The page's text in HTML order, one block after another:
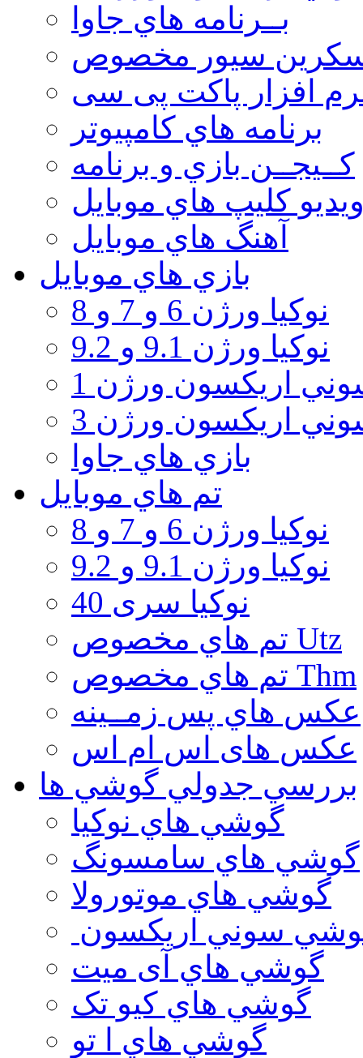
بــرنامه هاي جاوا
سيور مخصوص
افزار پاکت پی سی
برنامه هاي كامپيوتر
كــيجــن بازي و برنامه
كليپ هاي موبايل
آهنگ هاي موبايل
بازي هاي موبايل
نوكيا ورژن 6 و 7 و 8
نوكيا ورژن 9.1 و 9.2
اريكسون ورژن 1
اريكسون ورژن 3
بازي هاي جاوا
تم هاي موبايل
نوكيا ورژن 6 و 7 و 8
نوكيا ورژن 9.1 و 9.2
نوکیا سری 40
تم هاي مخصوص Utz
تم هاي مخصوص Thm
عكس هاي پس زمــينه
عكس های اس ام اس
بررسي جدولي گوشي ها
گوشي هاي نوكيا
گوشي هاي سامسونگ
گوشي هاي موتورولا
سوني اريكسون
گوشي هاي آی میت
گوشي هاي کیو تک
گوشي هاي ا تو